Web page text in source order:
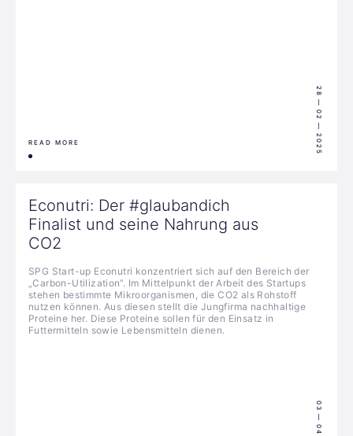
READ MORE 28 — 02 — 2025
Econutri: Der #glaubandich
Finalist und seine Nahrung aus
CO2
SPG Start-up Econutri konzentriert sich auf den Bereich der
„Carbon-Utilization“. Im Mittelpunkt der Arbeit des Startups
stehen bestimmte Mikroorganismen, die CO2 als Rohstoff
nutzen können. Aus diesen stellt die Jungfirma nachhaltige
Proteine her. Diese Proteine sollen für den Einsatz in
Futtermitteln sowie Lebensmitteln dienen.